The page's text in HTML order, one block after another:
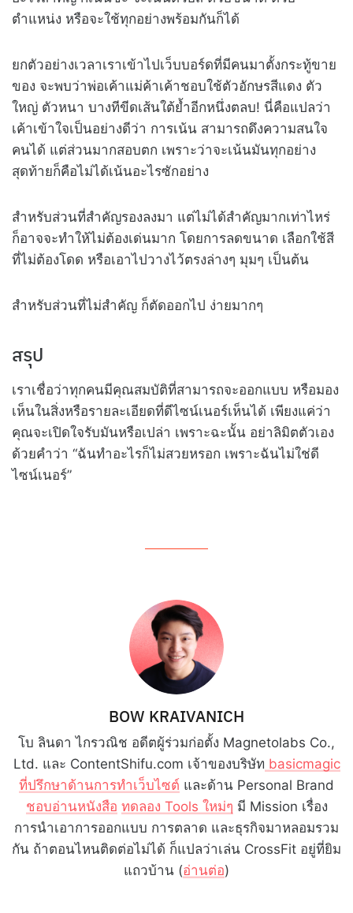
ตำแหน่ง หรือจะใช้ทุกอย่างพร้อมกันก็ได้
ยกตัวอย่างเวลาเราเข้าไปเว็บบอร์ดที่มีคนมาตั้งกระทู้ขาย
ของ จะพบว่าพ่อเค้าแม่ค้าเค้าชอบใช้ตัวอักษรสีแดง ตัว
ใหญ่ ตัวหนา บางทีขีดเส้นใต้ย้ำอีกหนึ่งตลบ! นี่คือแปลว่า
เค้าเข้าใจเป็นอย่างดีว่า การเน้น สามารถดึงความสนใจ
คนได้ แต่ส่วนมากสอบตก เพราะว่าจะเน้นมันทุกอย่าง
สุดท้ายก็คือไม่ได้เน้นอะไรซักอย่าง
สำหรับส่วนที่สำคัญรองลงมา แต่ไม่ได้สำคัญมากเท่าไหร่
ก็อาจจะทำให้ไม่ต้องเด่นมาก โดยการลดขนาด เลือกใช้สี
ที่ไม่ต้องโดด หรือเอาไปวางไว้ตรงล่างๆ มุมๆ เป็นต้น
สำหรับส่วนที่ไม่สำคัญ ก็ตัดออกไป ง่ายมากๆ
สรุป
เราเชื่อว่าทุกคนมีคุณสมบัติที่สามารถจะออกแบบ หรือมอง
เห็นในสิ่งหรือรายละเอียดที่ดีไซน์เนอร์เห็นได้ เพียงแค่ว่า
คุณจะเปิดใจรับมันหรือเปล่า เพราะฉะนั้น อย่าลิมิตตัวเอง
ด้วยคำว่า “ฉันทำอะไรก็ไม่สวยหรอก เพราะฉันไม่ใช่ดี
ไซน์เนอร์”
BOW KRAIVANICH
โบ ลินดา ไกรวณิช อดีตผู้ร่วมก่อตั้ง Magnetolabs Co.,
Ltd. และ ContentShifu.com เจ้าของบริษัท basicmagic
ที่ปรึกษาด้านการทำเว็บไซต์ และด้าน Personal Brand
ชอบอ่านหนังสือ ทดลอง Tools ใหม่ๆ มี Mission เรื่อง
การนำเอาการออกแบบ การตลาด และธุรกิจมาหลอมรวม
กัน ถ้าตอนไหนติดต่อไม่ได้ ก็แปลว่าเล่น CrossFit อยู่ที่ยิม
แถวบ้าน (อ่านต่อ)